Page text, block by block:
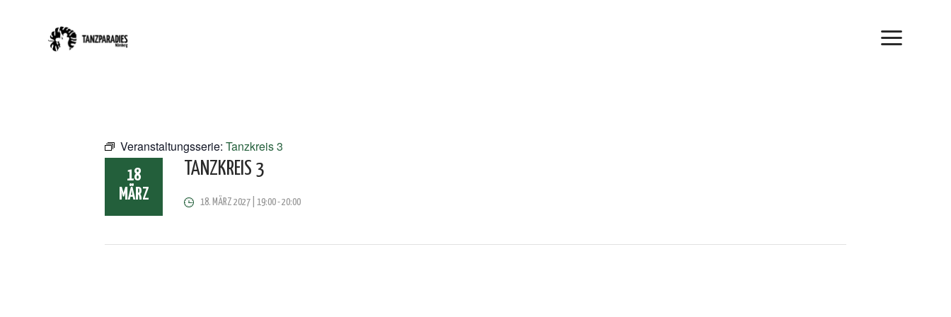
Veranstaltungsserie: Tanzkreis 3
18
MÄRZ
TANZKREIS 3
18. MÄRZ 2027 | 19:00-20:00